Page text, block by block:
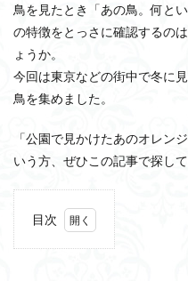
鳥を見たとき「あの鳥。何と
の特徴をとっさに確認するの
ょうか。
今回は東京などの街中で冬に
鳥を集めました。
「公園で見かけたあのオレン
いう方、ぜひこの記事で探して
目次